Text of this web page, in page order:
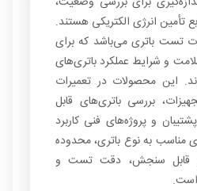
تأمین انرژی الکتریکی هستند.
تست باتری می‌باشد که برای
و شرایط عملکرد باتری‌های
این محصولات در تعمیرات
بررسی باتری‌های قابل
و پروژه‌های فنی کاربرد
مناسب به نوع باتری، محدوده
قابل سنجش، دقت تست و
است.